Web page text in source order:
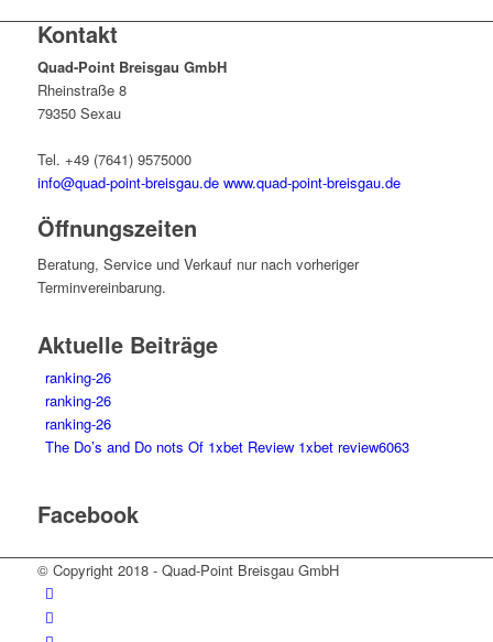
Kontakt
Quad-Point Breisgau GmbH
Rheinstraße 8
79350 Sexau
Tel. +49 (7641) 9575000
info@quad-point-breisgau.de www.quad-point-breisgau.de
Öffnungszeiten
Beratung, Service und Verkauf nur nach vorheriger
Terminvereinbarung.
Aktuelle Beiträge
ranking-26
ranking-26
ranking-26
The Do’s and Do nots Of 1xbet Review 1xbet review6063
Facebook
© Copyright 2018 - Quad-Point Breisgau GmbH